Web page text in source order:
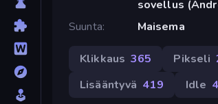
sovellus
Suunta
Maisema
Klikkaus 365 Pikseli
Lisääntyvä 419 Idle